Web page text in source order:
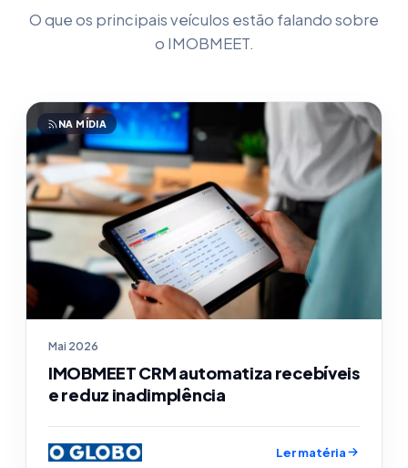
O que os principais veículos estão falando sobre
o IMOBMEET.
NA MÍDIA
Mai 2026
IMOBMEET CRM automatiza recebíveis
e reduz inadimplência
Ler matéria